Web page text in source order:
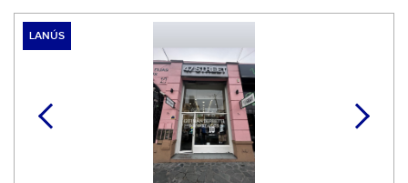
LANÚS